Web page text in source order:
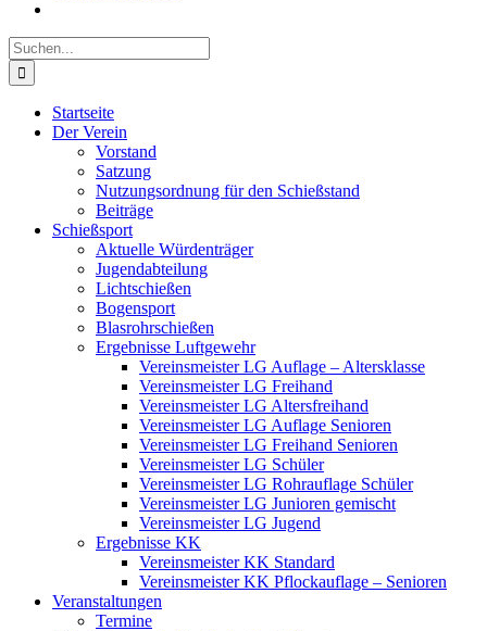
Suche
nach:
Startseite
Der Verein
Vorstand
Satzung
Nutzungsordnung für den Schießstand
Beiträge
Schießsport
Aktuelle Würdenträger
Jugendabteilung
Lichtschießen
Bogensport
Blasrohrschießen
Ergebnisse Luftgewehr
Vereinsmeister LG Auflage – Altersklasse
Vereinsmeister LG Freihand
Vereinsmeister LG Altersfreihand
Vereinsmeister LG Auflage Senioren
Vereinsmeister LG Freihand Senioren
Vereinsmeister LG Schüler
Vereinsmeister LG Rohrauflage Schüler
Vereinsmeister LG Junioren gemischt
Vereinsmeister LG Jugend
Ergebnisse KK
Vereinsmeister KK Standard
Vereinsmeister KK Pflockauflage – Senioren
Veranstaltungen
Termine